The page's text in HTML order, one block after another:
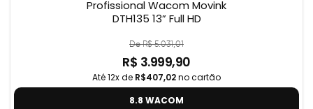
Profissional Wacom Movink
DTH135 13” Full HD
De R$ 5.031,01
R$ 3.999,90
Até 12x de R$407,02no cartão
8.8 WACOM